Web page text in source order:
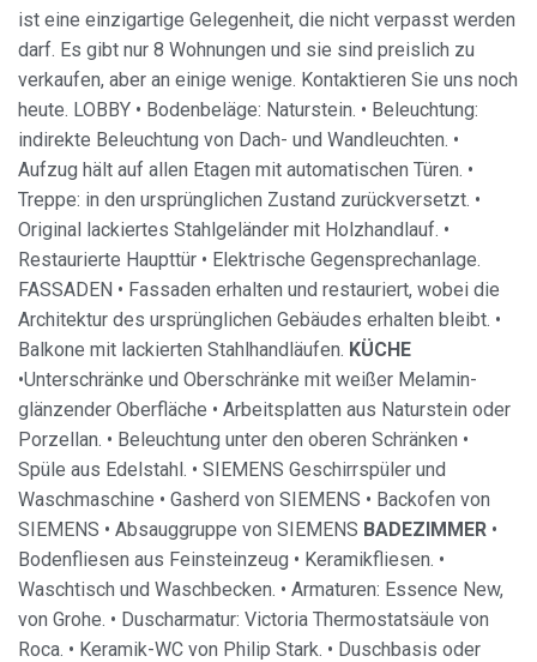
ist eine einzigartige Gelegenheit, die nicht verpasst werden
darf. Es gibt nur 8 Wohnungen und sie sind preislich zu
verkaufen, aber an einige wenige. Kontaktieren Sie uns noch
heute. LOBBY • Bodenbeläge: Naturstein. • Beleuchtung:
indirekte Beleuchtung von Dach- und Wandleuchten. •
Aufzug hält auf allen Etagen mit automatischen Türen. •
Treppe: in den ursprünglichen Zustand zurückversetzt. •
Original lackiertes Stahlgeländer mit Holzhandlauf. •
Restaurierte Haupttür • Elektrische Gegensprechanlage.
FASSADEN • Fassaden erhalten und restauriert, wobei die
Architektur des ursprünglichen Gebäudes erhalten bleibt. •
Balkone mit lackierten Stahlhandläufen. KÜCHE
•Unterschränke und Oberschränke mit weißer Melamin-
glänzender Oberfläche • Arbeitsplatten aus Naturstein oder
Porzellan. • Beleuchtung unter den oberen Schränken •
Spüle aus Edelstahl. • SIEMENS Geschirrspüler und
Waschmaschine • Gasherd von SIEMENS • Backofen von
SIEMENS • Absauggruppe von SIEMENS BADEZIMMER •
Bodenfliesen aus Feinsteinzeug • Keramikfliesen. •
Waschtisch und Waschbecken. • Armaturen: Essence New,
von Grohe. • Duscharmatur: Victoria Thermostatsäule von
Roca. • Keramik-WC von Philip Stark. • Duschbasis oder